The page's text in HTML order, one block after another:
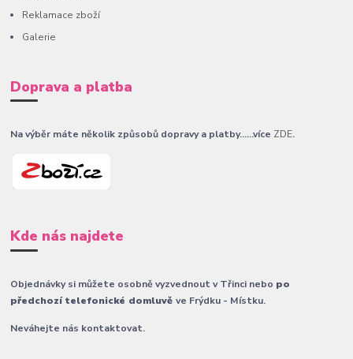
Reklamace zboží
Galerie
Doprava a platba
Na výběr máte několik způsobů dopravy a platby......více ZDE.
Kde nás najdete
Objednávky si můžete osobně vyzvednout v Třinci nebo po
předchozí telefonické domluvěve Frýdku - Místku.
Neváhejte nás kontaktovat.